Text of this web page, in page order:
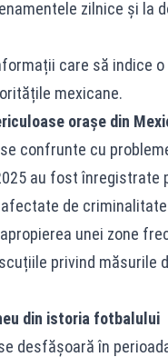
zilnice și la
care să indice
mexicane.
orașe din
confrunte cu
au fost înregistrate
de
unei zone
privind măsurile
din istoria fotbalului
desfășoară în